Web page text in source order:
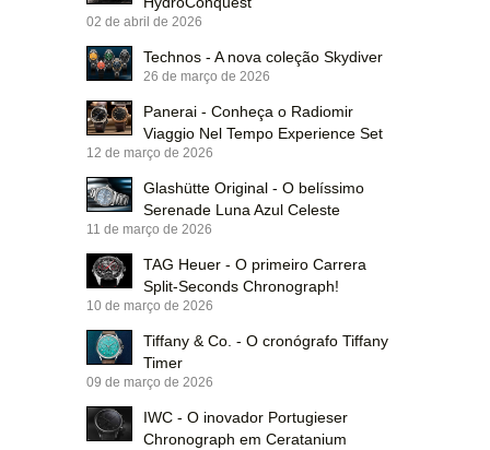
02 de abril de 2026
Technos - A nova coleção Skydiver
26 de março de 2026
Panerai - Conheça o Radiomir
Viaggio Nel Tempo Experience Set
12 de março de 2026
Glashütte Original - O belíssimo
Serenade Luna Azul Celeste
11 de março de 2026
TAG Heuer - O primeiro Carrera
Split-Seconds Chronograph!
10 de março de 2026
Tiffany & Co. - O cronógrafo Tiffany
Timer
09 de março de 2026
IWC - O inovador Portugieser
Chronograph em Ceratanium